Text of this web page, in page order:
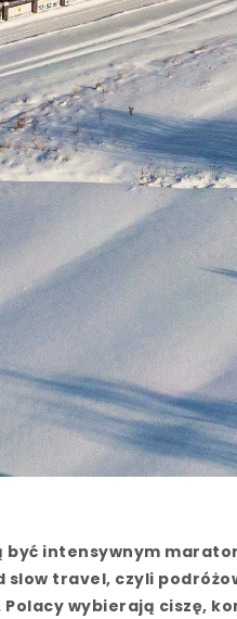
być intensywnym
travel, czyli
wybierają ciszę,